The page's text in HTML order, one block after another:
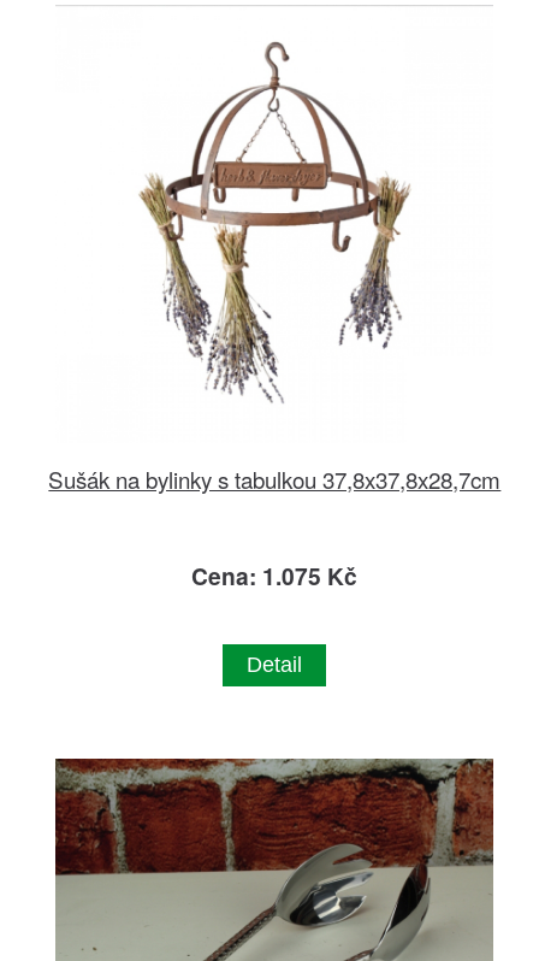
Sušák na bylinky s tabulkou 37,8x37,8x28,7cm
Cena: 1.075 Kč
Detail